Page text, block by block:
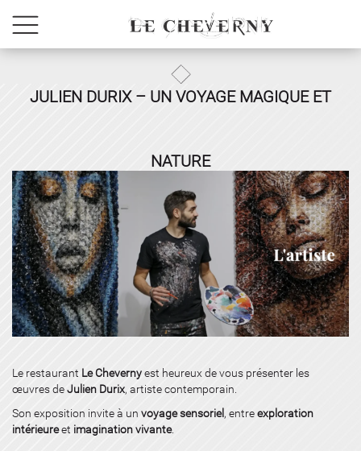
JULIEN DURIX – UN VOYAGE MAGIQUE ET
NATURE
Le restaurant Le Chevernyest heureux de vous présenter les
œuvres deJulien Durix, artiste contemporain.
Son exposition invite à un voyage sensoriel, entreexploration
intérieureet imagination vivante.